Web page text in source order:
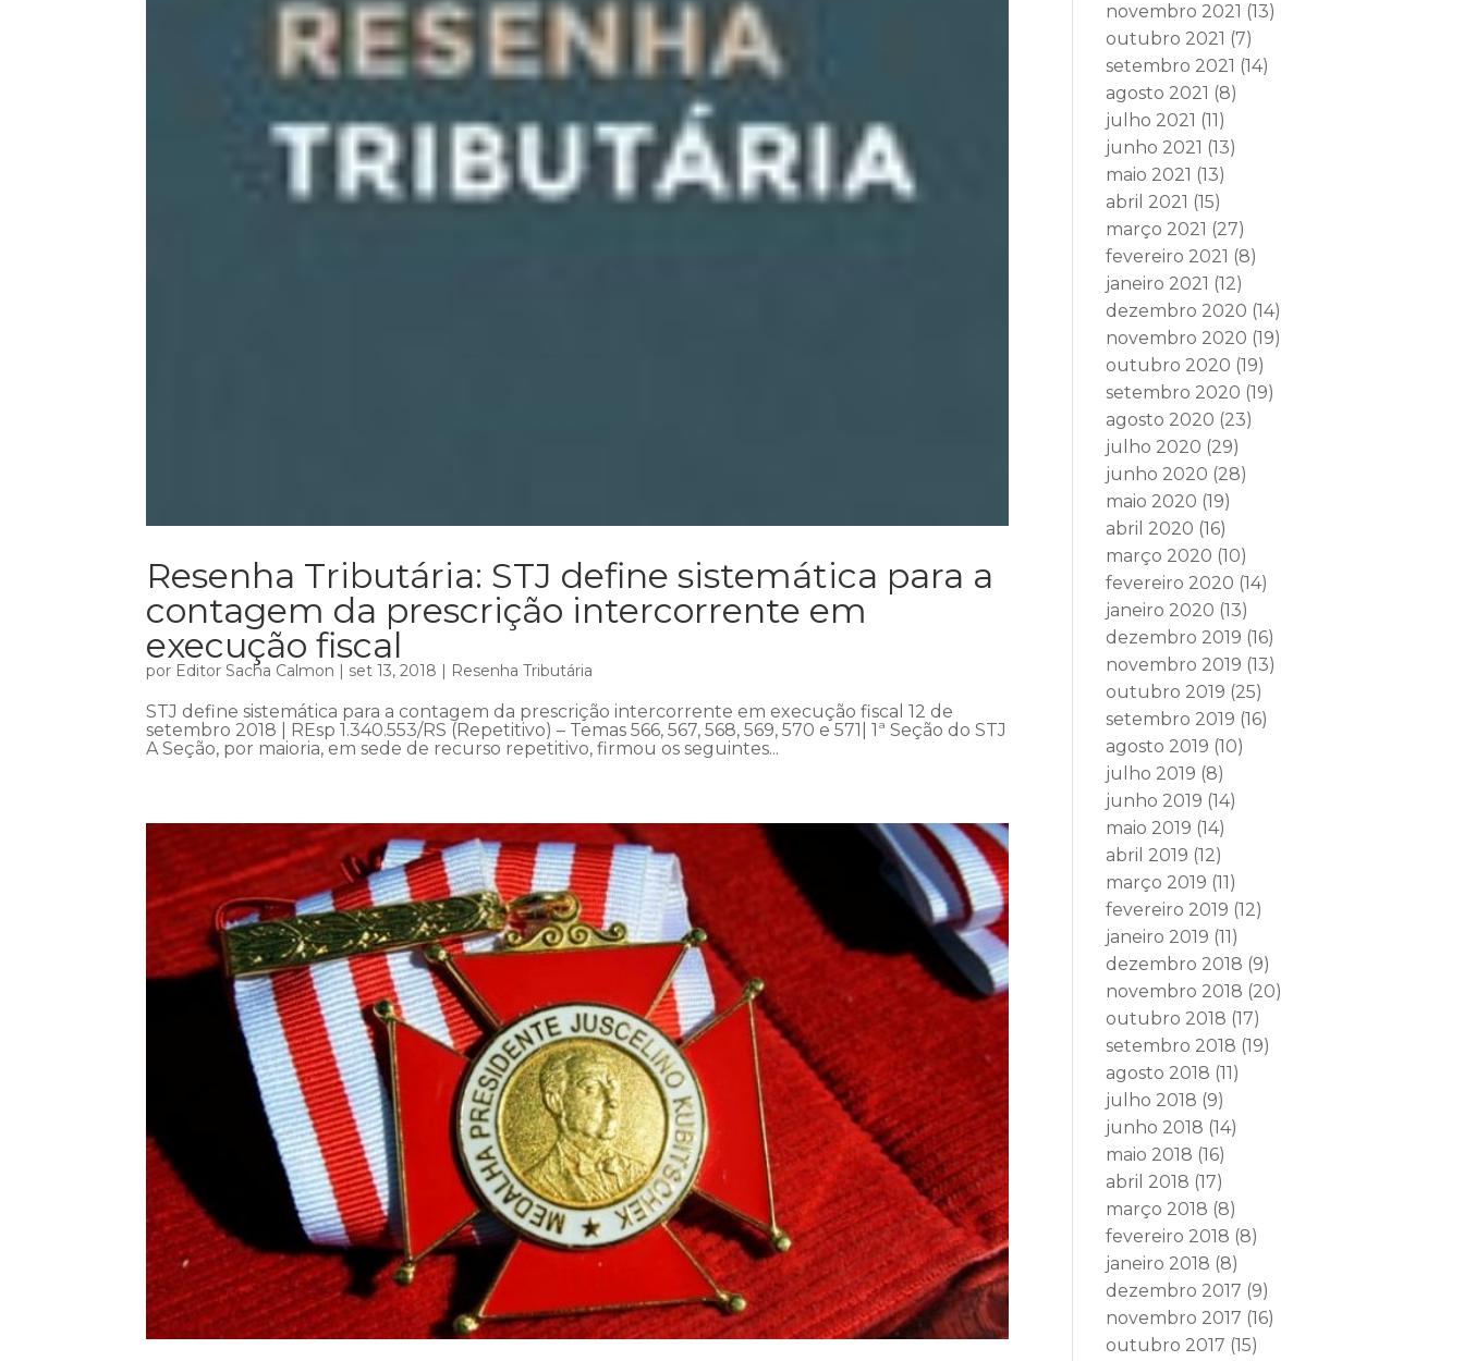
Resenha Tributária: STJ define sistemática para a
contagem da prescrição intercorrente em
execução fiscal
por Editor Sacha Calmon | set 13, 2018 | Resenha Tributária
STJ define sistemática para a contagem da prescrição intercorrente em execução fiscal 12 de
setembro 2018 | REsp 1.340.553/RS (Repetitivo) – Temas 566, 567, 568, 569, 570 e 571| 1ª Seção do STJ
A Seção, por maioria, em sede de recurso repetitivo, firmou os seguintes...
novembro 2021 (13)
outubro 2021 (7)
setembro 2021 (14)
agosto 2021 (8)
julho 2021 (11)
junho 2021 (13)
maio 2021 (13)
abril 2021 (15)
março 2021 (27)
fevereiro 2021 (8)
janeiro 2021 (12)
dezembro 2020 (14)
novembro 2020 (19)
outubro 2020 (19)
setembro 2020 (19)
agosto 2020 (23)
julho 2020 (29)
junho 2020 (28)
maio 2020 (19)
abril 2020 (16)
março 2020 (10)
fevereiro 2020 (14)
janeiro 2020 (13)
dezembro 2019 (16)
novembro 2019 (13)
outubro 2019 (25)
setembro 2019 (16)
agosto 2019 (10)
julho 2019 (8)
junho 2019 (14)
maio 2019 (14)
abril 2019 (12)
março 2019 (11)
fevereiro 2019 (12)
janeiro 2019 (11)
dezembro 2018 (9)
novembro 2018 (20)
outubro 2018 (17)
setembro 2018 (19)
agosto 2018 (11)
julho 2018 (9)
junho 2018 (14)
maio 2018 (16)
abril 2018 (17)
março 2018 (8)
fevereiro 2018 (8)
janeiro 2018 (8)
dezembro 2017 (9)
novembro 2017 (16)
outubro 2017 (15)